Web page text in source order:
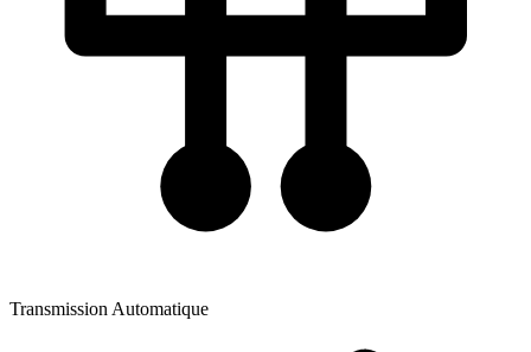
Transmission Automatique